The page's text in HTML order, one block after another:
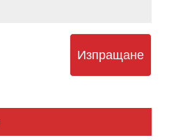
Изпращане